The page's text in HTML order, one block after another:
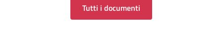
Tutti i documenti